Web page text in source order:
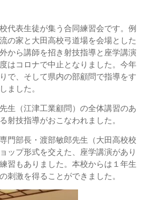
代表生徒が集う合同練習会です。例
の家と大田高校弓道場を会場とした
から講師を招き射技指導と座学講演
はコロナで中止となりました。今年
で、そして県内の部顧問で指導をす
ました。
生（江津工業顧問）の全体講習のあ
射技指導がおこなわれました。
門部長・渡部敏郎先生（大田高校校
ップ形式を交えた、座学講演があり
習もありました。本校からは１年生
刺激を得ることができました。